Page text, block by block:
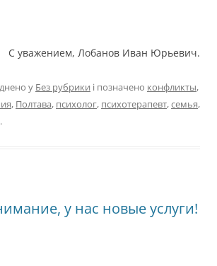
С уважением, Лобанов Иван Юрьевич.
у Без рубрики і позначено конфликты,
, Полтава, психолог, психотерапевт,семья,
.
у нас новые услуги!